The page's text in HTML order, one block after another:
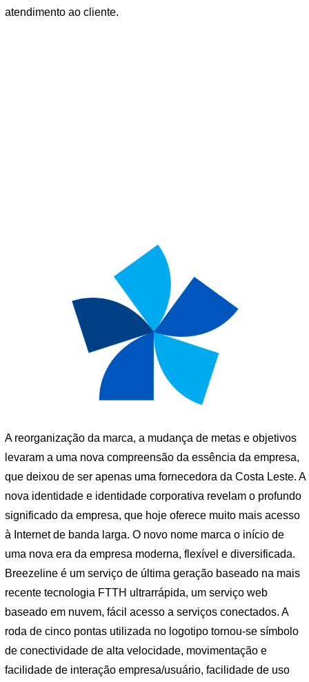
atendimento ao cliente.
A reorganização da marca, a mudança de metas e objetivos
levaram a uma nova compreensão da essência da empresa,
que deixou de ser apenas uma fornecedora da Costa Leste. A
nova identidade e identidade corporativa revelam o profundo
significado da empresa, que hoje oferece muito mais acesso
à Internet de banda larga. O novo nome marca o início de
uma nova era da empresa moderna, flexível e diversificada.
Breezeline é um serviço de última geração baseado na mais
recente tecnologia FTTH ultrarrápida, um serviço web
baseado em nuvem, fácil acesso a serviços conectados. A
roda de cinco pontas utilizada no logotipo tornou-se símbolo
de conectividade de alta velocidade, movimentação e
facilidade de interação empresa/usuário, facilidade de uso